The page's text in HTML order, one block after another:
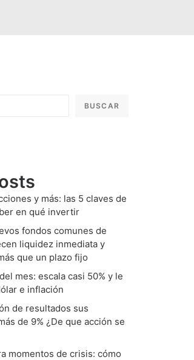
BUSCAR
y más: las 5 claves de
en qué invertir
fondos comunes de
liquidez inmediata y
que un plazo fijo
mes: escala casi 50% y le
e inflación
de resultados sus
de 9% ¿De que acción se
momentos de crisis: cómo